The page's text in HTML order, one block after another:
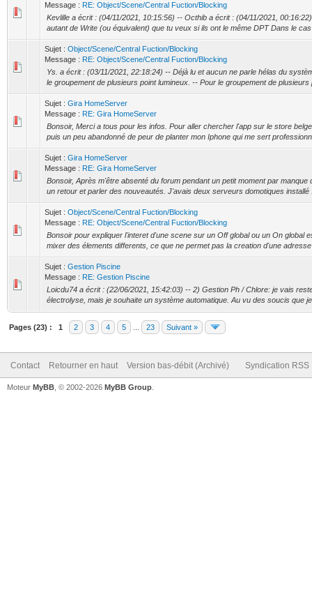
Message : RE: Object/Scene/Central Fuction/Blocking
Kevlille a écrit : (04/11/2021, 10:15:56) -- Octhib a écrit : (04/11/2021,
autant de Write (ou équivalent) que tu veux si ils ont le même DPT Dans le
Sujet : Object/Scene/Central Fuction/Blocking
Message : RE: Object/Scene/Central Fuction/Blocking
Ys. a écrit : (03/11/2021, 22:18:24) -- Déjà lu et aucun ne parle hélas du
le groupement de plusieurs point lumineux. -- Pour le groupement de plusieurs
Sujet : Gira HomeServer
Message : RE: Gira HomeServer
Bonsoir, Merci a tous pour les infos. Pour aller chercher l'app sur le store
puis un peu abandonné de peur de planter mon Iphone qui me sert
Sujet : Gira HomeServer
Message : RE: Gira HomeServer
Bonsoir, Après m'être absenté du forum pendant un petit moment par manque
un retour et parler des nouveautés. J'avais deux serveurs domotiques installé
Sujet : Object/Scene/Central Fuction/Blocking
Message : RE: Object/Scene/Central Fuction/Blocking
Bonsoir pour expliquer l'interet d'une scene sur un Off global ou un On global
mixer des élements differents, ce que ne permet pas la creation d'une
Sujet : Gestion Piscine
Message : RE: Gestion Piscine
Loicdu74 a écrit : (22/06/2021, 15:42:03) -- 2) Gestion Ph / Chlore: je vais
électrolyse, mais je souhaite un système automatique. Au vu des soucis que
Pages (23) : 1 2 3 4 5 23 Suivant »
Contact Retourner en haut Version bas-débit (Archivé) Syndication RSS
Moteur MyBB , © 2002-2026 MyBB Group